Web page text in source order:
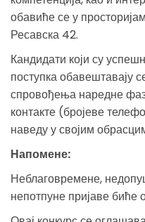
обавиће се у
Ресавска 42.
Кандидати који су
поступка обавештавају
спровођења наредне
контакте (бројеве
наведу у својим
Напомене:
Неблаговремене,
непотпуне пријаве биће